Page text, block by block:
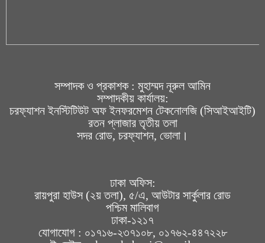
সম্পাদক ও প্রকাশক : মুহাম্মদ নূরুল আমিন
সম্পাদকীয় কার্যালয়:
চরফ্যাশন ইনস্টিটিউট অফ ইনফরমেশন টেকনোলজি (সিআইআইটি)
রতন প্লাজার তৃতীয় তলা
সদর রোড, চরফ্যাশন, ভোলা।
ঢাকা অফিস:
রায়পুরা হাউস (২য় তলা), ৫/এ, আউটার সার্কুলার রোড
পশ্চিম মালিবাগ
ঢাকা-১২১৭
যোগাযোগ : ০১৭১৬-২৩৭১০৮, ০১৭৬২-৪৪৭২২৮